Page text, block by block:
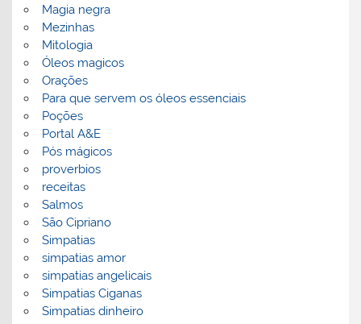
Magia negra
Mezinhas
Mitologia
Óleos magicos
Orações
Para que servem os óleos essenciais
Poções
Portal A&E
Pós mágicos
proverbios
receitas
Salmos
São Cipriano
Simpatias
simpatias amor
simpatias angelicais
Simpatias Ciganas
Simpatias dinheiro